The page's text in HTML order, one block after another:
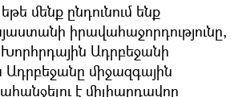
մենք ընդունում ենք
իրավահաջորդությունը,
Ադրբեջանի
միջազգային
է միլիարդավոր